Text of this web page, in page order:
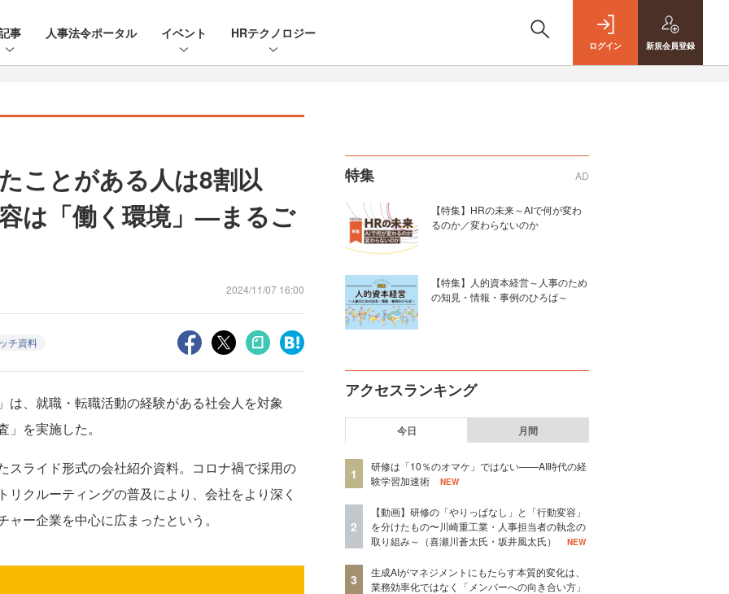
事 人事法令ポータル イベント HRテクノロジー
ログイン 新規会員登録
ことがある人は8割以
は「働く環境」—まるご
2024/11/07 16:00
チ資料
、就職・転職活動の経験がある社会人を対象
を実施した。
ライド形式の会社紹介資料。コロナ禍で採用の
クルーティングの普及により、会社をより深く
ー企業を中心に広まったという。
特集 AD
【特集】HRの未来～AIで何が変わ
るのか／変わらないのか
【特集】人的資本経営～人事のため
の知見・情報・事例のひろば～
アクセスランキング
今日 月間
1
研修は「10％のオマケ」ではない——AI時代の経
験学習加速術
NEW
2
【動画】研修の「やりっぱなし」と「行動変容」
を分けたもの〜川崎重工業・人事担当者の執念の
取り組み～（喜瀬川蒼太氏・坂井風太氏）
NEW
3
生成AIがマネジメントにもたらす本質的変化は、
業務効率化ではなく「メンバーへの向き合い方」